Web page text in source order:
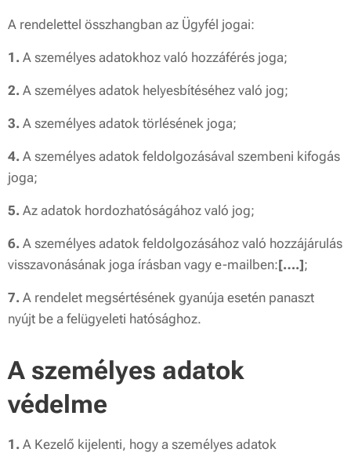
A rendelettel összhangban az Ügyfél jogai:
1. A személyes adatokhoz való hozzáférés joga;
2. A személyes adatok helyesbítéséhez való jog;
3. A személyes adatok törlésének joga;
4. A személyes adatok feldolgozásával szembeni kifogás
joga;
5. Az adatok hordozhatóságához való jog;
6. A személyes adatok feldolgozásához való hozzájárulás
visszavonásának joga írásban vagy e-mailben:[….];
7. A rendelet megsértésének gyanúja esetén panaszt
nyújt be a felügyeleti hatósághoz.
A személyes adatok
védelme
1. A Kezelő kijelenti, hogy a személyes adatok